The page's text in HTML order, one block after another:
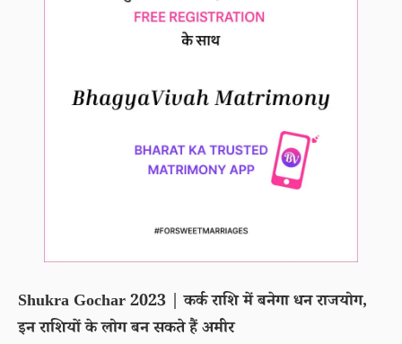
Shukra Gochar 2023 | कर्क राशि में बनेगा धन राजयोग,
इन राशियों के लोग बन सकते हैं अमीर